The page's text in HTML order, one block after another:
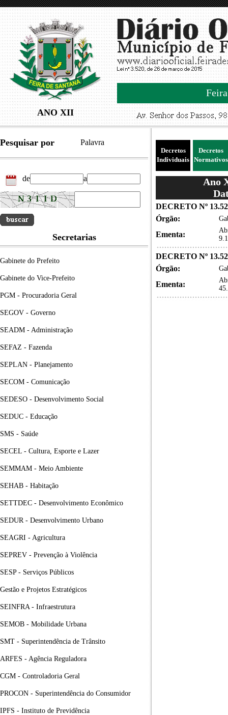
ANO XII
Pesquisar por Palavra
de a
Secretarias
Gabinete do Prefeito
Gabinete do Vice-Prefeito
PGM - Procuradoria Geral
SEGOV - Governo
SEADM - Administração
SEFAZ - Fazenda
SEPLAN - Planejamento
SECOM - Comunicação
SEDESO - Desenvolvimento Social
SEDUC - Educação
SMS - Saúde
SECEL - Cultura, Esporte e Lazer
SEMMAM - Meio Ambiente
SEHAB - Habitação
SETTDEC - Desenvolvimento Econômico
SEDUR - Desenvolvimento Urbano
SEAGRI - Agricultura
SEPREV - Prevenção à Violência
SESP - Serviços Públicos
Gestão e Projetos Estratégicos
SEINFRA - Infraestrutura
SEMOB - Mobilidade Urbana
SMT - Superintendência de Trânsito
ARFES - Agência Reguladora
CGM - Controladoria Geral
PROCON - Superintendência do Consumidor
IPFS - Instituto de Previdência
Decretos
Individuais
Decretos
Normativos
Ano
DECRETO Nº
Órgão:
Ementa:
DECRETO Nº
Órgão:
Ementa: